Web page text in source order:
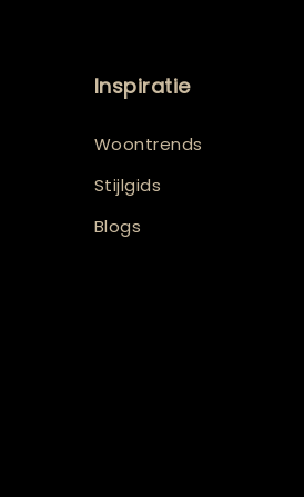
Inspiratie
Woontrends
Stijlgids
Blogs